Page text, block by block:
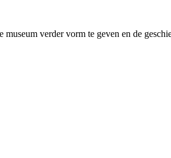
museum verder vorm te geven en de